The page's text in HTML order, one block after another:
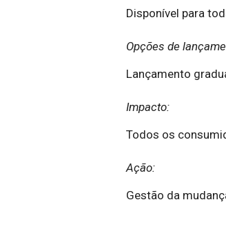
Disponível para
Opções de
Lançamento
Impacto:
Todos os
Ação:
Gestão da